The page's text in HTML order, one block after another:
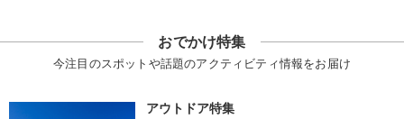
おでかけ特集
今注目のスポットや話題のアクティビティ情報をお届け
アウトドア特集